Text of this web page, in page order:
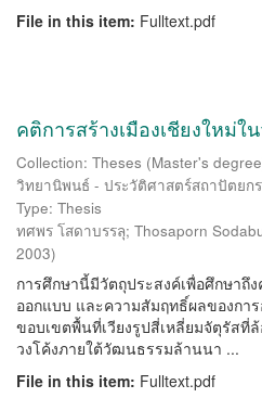
File in this item: Fulltext.pdf
คติการสร้างเมืองเชียงใหม่
Collection: Theses (Master's
วิทยานิพนธ์ - ประวัติศาสตร์สถาปัตยก
Type: Thesis
ทศพร โสดาบรรลุ; Thosaporn
2003)
การศึกษานี้มีวัตถุประสงค์เพื่อศึกษา
ออกแบบ และความสัมฤทธิ์ผลของการ
ขอบเขตพื้นที่เวียงรูปสี่เหลี่ยมจัตุรัส
วงโค้งภายใต้วัฒนธรรมล้านนา ...
File in this item: Fulltext.pdf